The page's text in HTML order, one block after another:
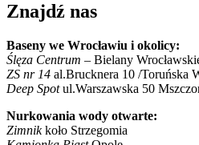
Znajdź nas
Baseny we Wrocławiu i okolicy:
Ślęza Centrum – Bielany
ZS nr 14 al.Brucknera 10 /Toruńska
Deep Spotul.Warszawska 50
Nurkowania wody otwarte:
Zimnikkoło Strzegomia